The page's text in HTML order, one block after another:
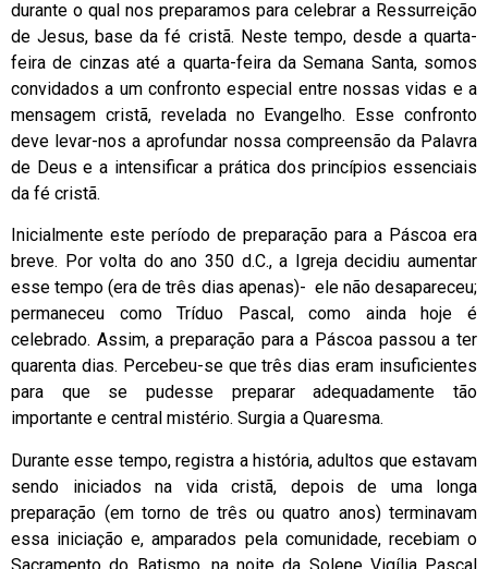
durante o qual nos preparamos para celebrar a Ressurreição
de Jesus, base da fé cristã. Neste tempo, desde a quarta-
feira de cinzas até a quarta-feira da Semana Santa, somos
convidados a um confronto especial entre nossas vidas e a
mensagem cristã, revelada no Evangelho. Esse confronto
deve levar-nos a aprofundar nossa compreensão da Palavra
de Deus e a intensificar a prática dos princípios essenciais
da fé cristã.
Inicialmente este período de preparação para a Páscoa era
breve. Por volta do ano 350 d.C., a Igreja decidiu aumentar
esse tempo (era de três dias apenas)- ele não desapareceu;
permaneceu como Tríduo Pascal, como ainda hoje é
celebrado. Assim, a preparação para a Páscoa passou a ter
quarenta dias. Percebeu-se que três dias eram insuficientes
para que se pudesse preparar adequadamente tão
importante e central mistério. Surgia a Quaresma.
Durante esse tempo, registra a história, adultos que estavam
sendo iniciados na vida cristã, depois de uma longa
preparação (em torno de três ou quatro anos) terminavam
essa iniciação e, amparados pela comunidade, recebiam o